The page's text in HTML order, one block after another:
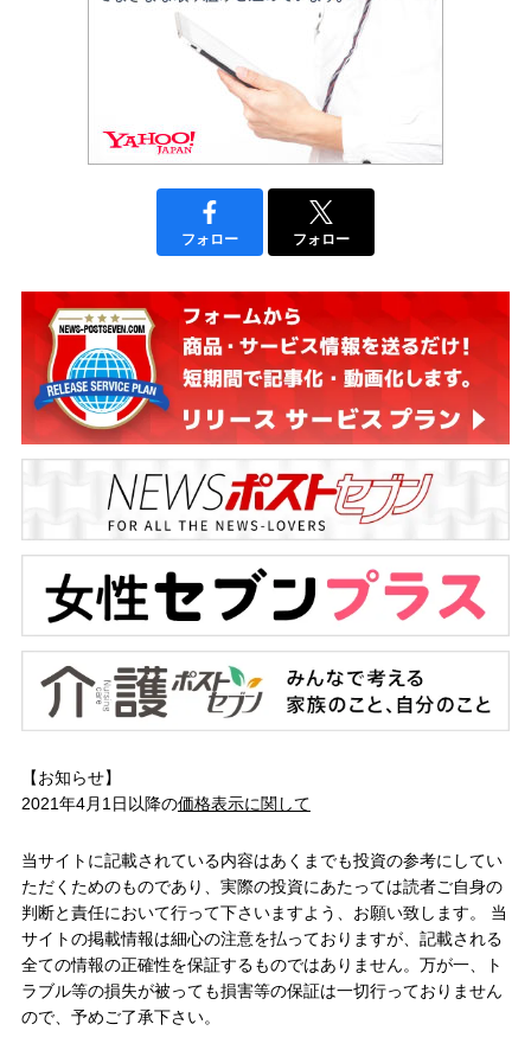
フォロー フォロー
【お知らせ】
2021年4月1日以降の価格表示に関して
当サイトに記載されている内容はあくまでも投資の参考にしてい
ただくためのものであり、実際の投資にあたっては読者ご自身の
判断と責任において行って下さいますよう、お願い致します。 当
サイトの掲載情報は細心の注意を払っておりますが、記載される
全ての情報の正確性を保証するものではありません。万が一、ト
ラブル等の損失が被っても損害等の保証は一切行っておりません
ので、予めご了承下さい。